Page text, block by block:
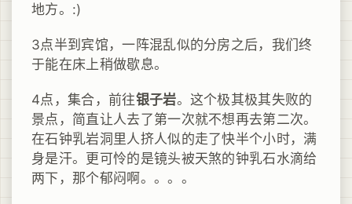
地方。:)
3点半到宾馆，一阵混乱似的分房之后，我们终
于能在床上稍做歇息。
4点，集合，前往银子岩。这个极其极其失败的
景点，简直让人去了第一次就不想再去第二次。
在石钟乳岩洞里人挤人似的走了快半个小时，满
身是汗。更可怜的是镜头被天煞的钟乳石水滴给
两下，那个郁闷啊。。。。